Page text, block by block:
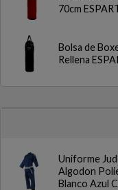
70cm
Bolsa de
Rellena
Uniforme
Algodon
Blanco Azul